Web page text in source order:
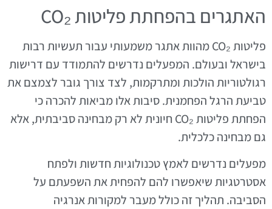
האתגרים בהפחתת פליטות CO₂
פליטות CO₂ מהוות אתגר משמעותי עבור תעשיות רבות
בישראל ובעולם. המפעלים נדרשים להתמודד עם דרישות
רגולטוריות הולכות ומתרקמות, לצד צורך גובר לצמצם את
טביעת הרגל הפחמנית. סיבות אלו מביאות להכרה כי
הפחתת פליטות CO₂ חיונית לא רק מבחינה סביבתית, אלא
גם מבחינה כלכלית.
מפעלים נדרשים לאמץ טכנולוגיות חדשות ולפתח
אסטרטגיות שיאפשרו להם להפחית את השפעתם על
הסביבה. תהליך זה כולל מעבר למקורות אנרגיה